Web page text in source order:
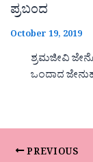
ಪ್ರಬಂದ
October 19, 2019
ಶ್ರಮಜೀವಿ
ಒಂದಾದ
PREVIOUS